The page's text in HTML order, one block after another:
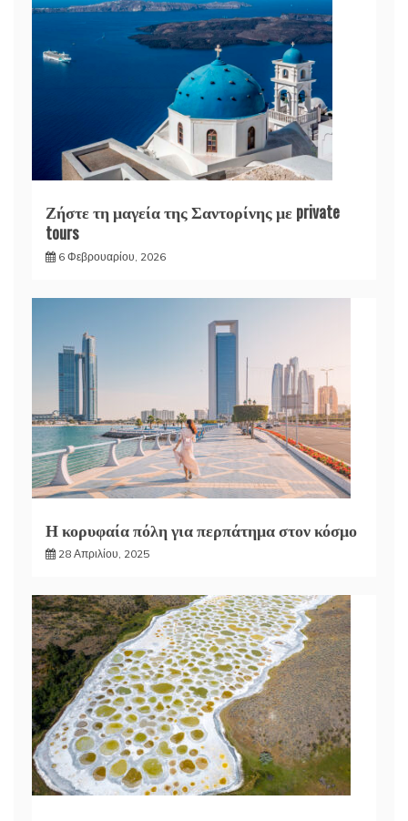
Ζήστε τη μαγεία της Σαντορίνης με private
tours
6 Φεβρουαρίου, 2026
Η κορυφαία πόλη για περπάτημα στον κόσμο
28 Απριλίου, 2025